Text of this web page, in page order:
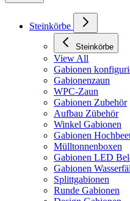
Steinkörbe
Steinkörbe
View All
Gabionen
Gabionenzaun
WPC-Zaun
Gabionen Zubehör
Aufbau Zübehör
Winkel Gabionen
Gabionen
Mülltonnenboxen
Gabionen LED
Gabionen
Splittgabionen
Runde Gabionen